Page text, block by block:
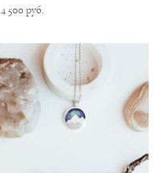
4 500 pуб.